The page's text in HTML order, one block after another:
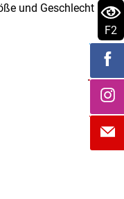
und Geschlecht
F2